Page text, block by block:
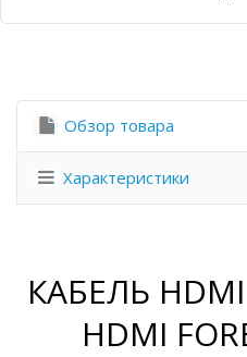
Обзор товара
Характеристики
КАБЕЛЬ HDMI
HDMI